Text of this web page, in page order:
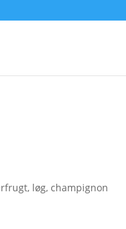
løg, champignon